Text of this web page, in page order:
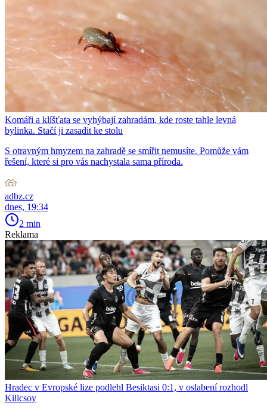
Komáři a klíšťata se vyhýbají zahradám, kde roste tahle levná
bylinka. Stačí ji zasadit ke stolu
S otravným hmyzem na zahradě se smířit nemusíte. Pomůže vám
řešení, které si pro vás nachystala sama příroda.
adbz.cz
dnes, 19:34
2 min
Reklama
Hradec v Evropské lize podlehl Besiktasi 0:1, v oslabení rozhodl
Kilicsoy